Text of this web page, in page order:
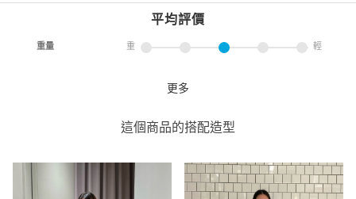
平均評價
重量 重 輕
green label relaxing
店
166cm
更多
這個商品的搭配造型